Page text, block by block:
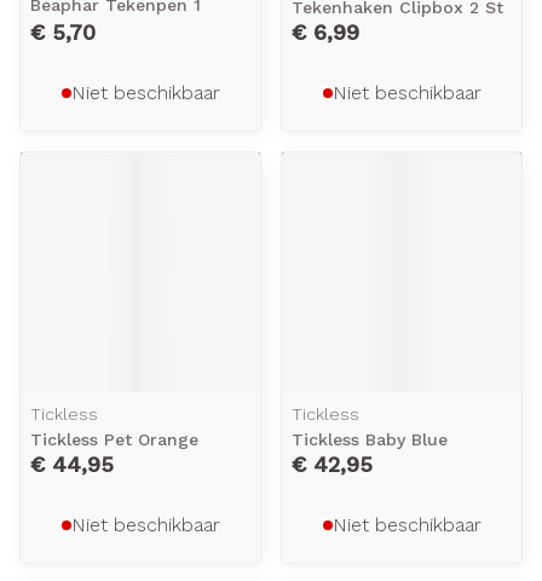
Beaphar Tekenpen 1
€ 5,70
Niet beschikbaar
Tekenhaken Clipbox 2 St
€ 6,99
Niet beschikbaar
Tickless
Tickless Pet Orange
€ 44,95
Niet beschikbaar
Tickless
Tickless Baby Blue
€ 42,95
Niet beschikbaar